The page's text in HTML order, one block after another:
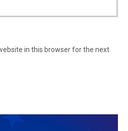
in this browser for the next